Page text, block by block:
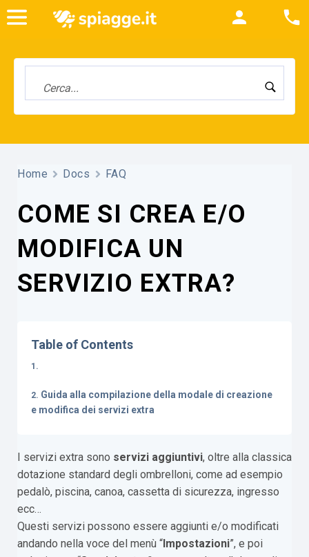
Home Docs FAQ
COME SI CREA E/O
MODIFICA UN
SERVIZIO EXTRA?
Table of Contents
Guida alla compilazione della modale di creazione
e modifica dei servizi extra
I servizi extra sono servizi aggiuntivi, oltre alla classica
dotazione standard degli ombrelloni, come ad esempio
pedalò, piscina, canoa, cassetta di sicurezza, ingresso
ecc…
Questi servizi possono essere aggiunti e/o modificati
andando nella voce del menù “Impostazioni”, e poi